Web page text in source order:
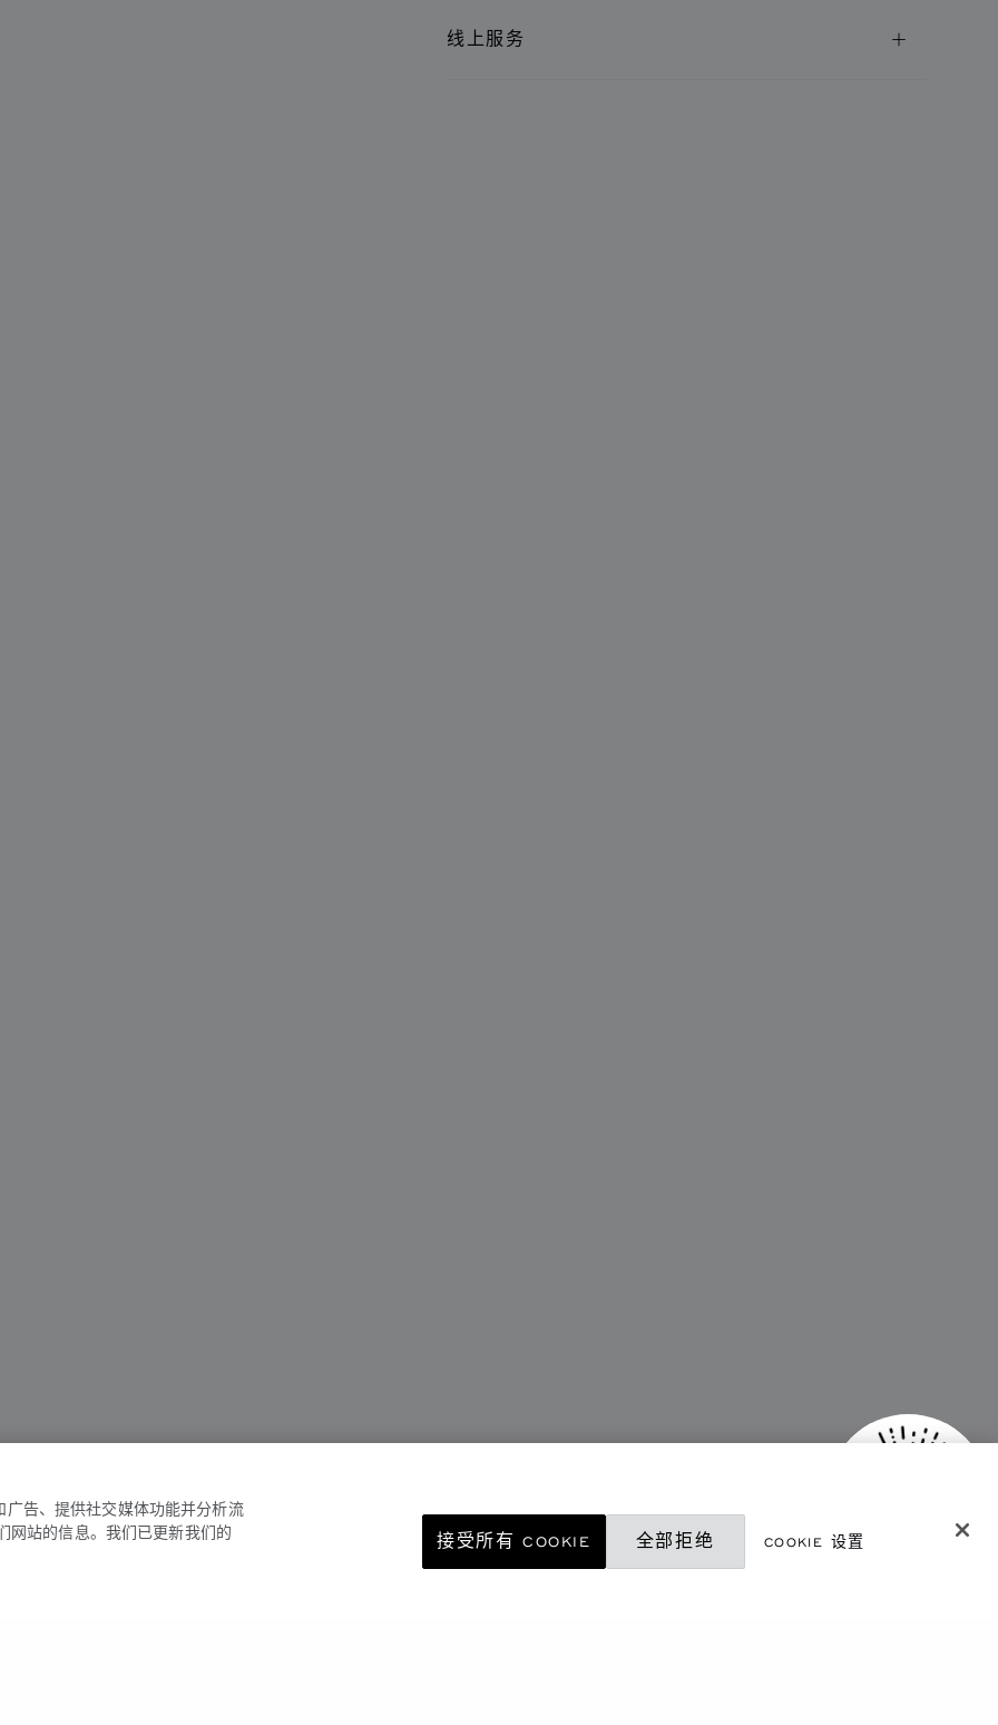
线上服务
告、提供社交媒体功能并分析流
网站的信息。我们已更新我们的
COOKIE 设置
全部拒绝
接受所有 COOKIE